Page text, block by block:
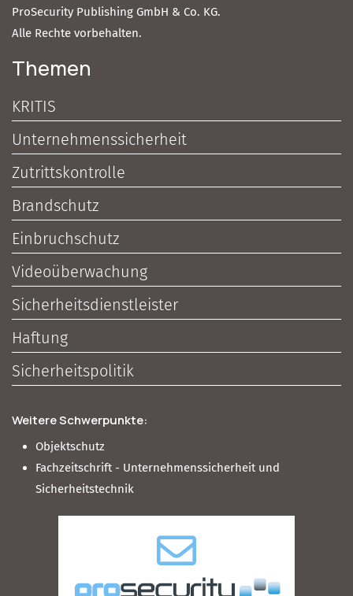
ProSecurity Publishing GmbH & Co. KG.
Alle Rechte vorbehalten.
Themen
KRITIS
Unternehmenssicherheit
Zutrittskontrolle
Brandschutz
Einbruchschutz
Videoüberwachung
Sicherheitsdienstleister
Haftung
Sicherheitspolitik
Weitere Schwerpunkte:
Objektschutz
Fachzeitschrift - Unternehmenssicherheit und
Sicherheitstechnik